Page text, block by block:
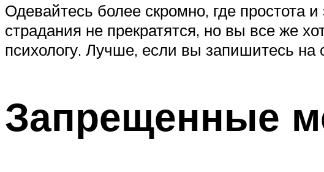
Одевайтесь более скромно, где простота
страдания не прекратятся, но вы все же
психологу. Лучше, если вы запишитесь на
Запрещенные